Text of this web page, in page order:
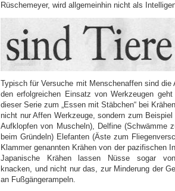
Rüschemeyer, wird allgemeinhin nicht als
Typisch für Versuche mit Menschenaffen sind die
den erfolgreichen Einsatz von Werkzeugen
dieser Serie zum „Essen mit Stäbchen“ bei
nicht nur Affen Werkzeuge, sondern zum
Aufklopfen von Muscheln), Delfine (Schwämme
beim Gründeln) Elefanten (Äste zum
Klammer genannten Krähen von der pazifischen
Japanische Krähen lassen Nüsse sogar
knacken, und nicht nur das, zur Minderung der
an Fußgängerampeln.